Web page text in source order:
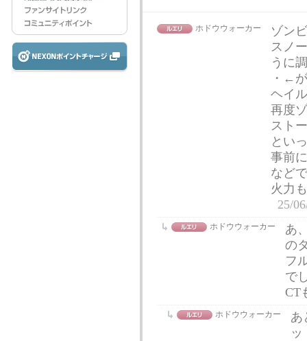
ホドウウォーカー
ゾン
スノ
うに
・←
ヘイ
再度
スト
とい
事前
など
火力
25/
ホドウウォーカー
あ
の
フ
で
CT
ホドウウォーカー
あ